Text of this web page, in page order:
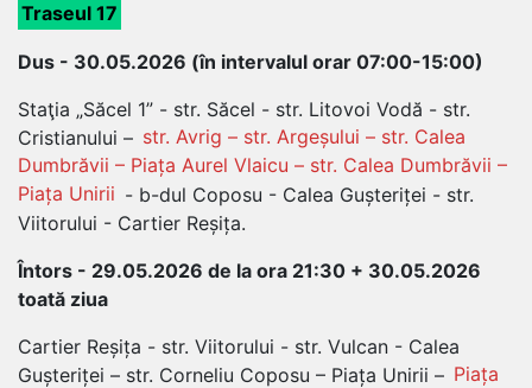
Traseul 17
Dus - 30.05.2026 (în intervalul orar 07:00-15:00)
Staţia „Săcel 1” - str. Săcel - str. Litovoi Vodă - str.
Cristianului – str. Avrig – str. Argeșului – str. Calea
Dumbrăvii – Piața Aurel Vlaicu – str. Calea Dumbrăvii –
Piața Unirii - b-dul Coposu - Calea Gușteriței - str.
Viitorului - Cartier Reșița.
Întors - 29.05.2026 de la ora 21:30 + 30.05.2026
toată ziua
Cartier Reșița - str. Viitorului - str. Vulcan - Calea
Gușteriței – str. Corneliu Coposu – Piața Unirii – Piața